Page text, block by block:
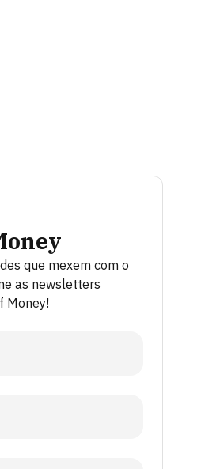
que mexem com o
as newsletters
Money!